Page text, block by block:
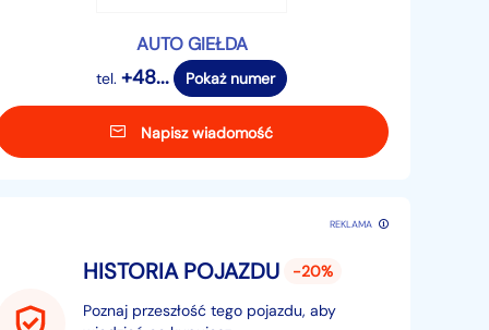
AUTO GIEŁDA
tel. +48... Pokaż numer
Napisz wiadomość
REKLAMA
HISTORIA POJAZDU
-20%
Poznaj przeszłość tego pojazdu, aby